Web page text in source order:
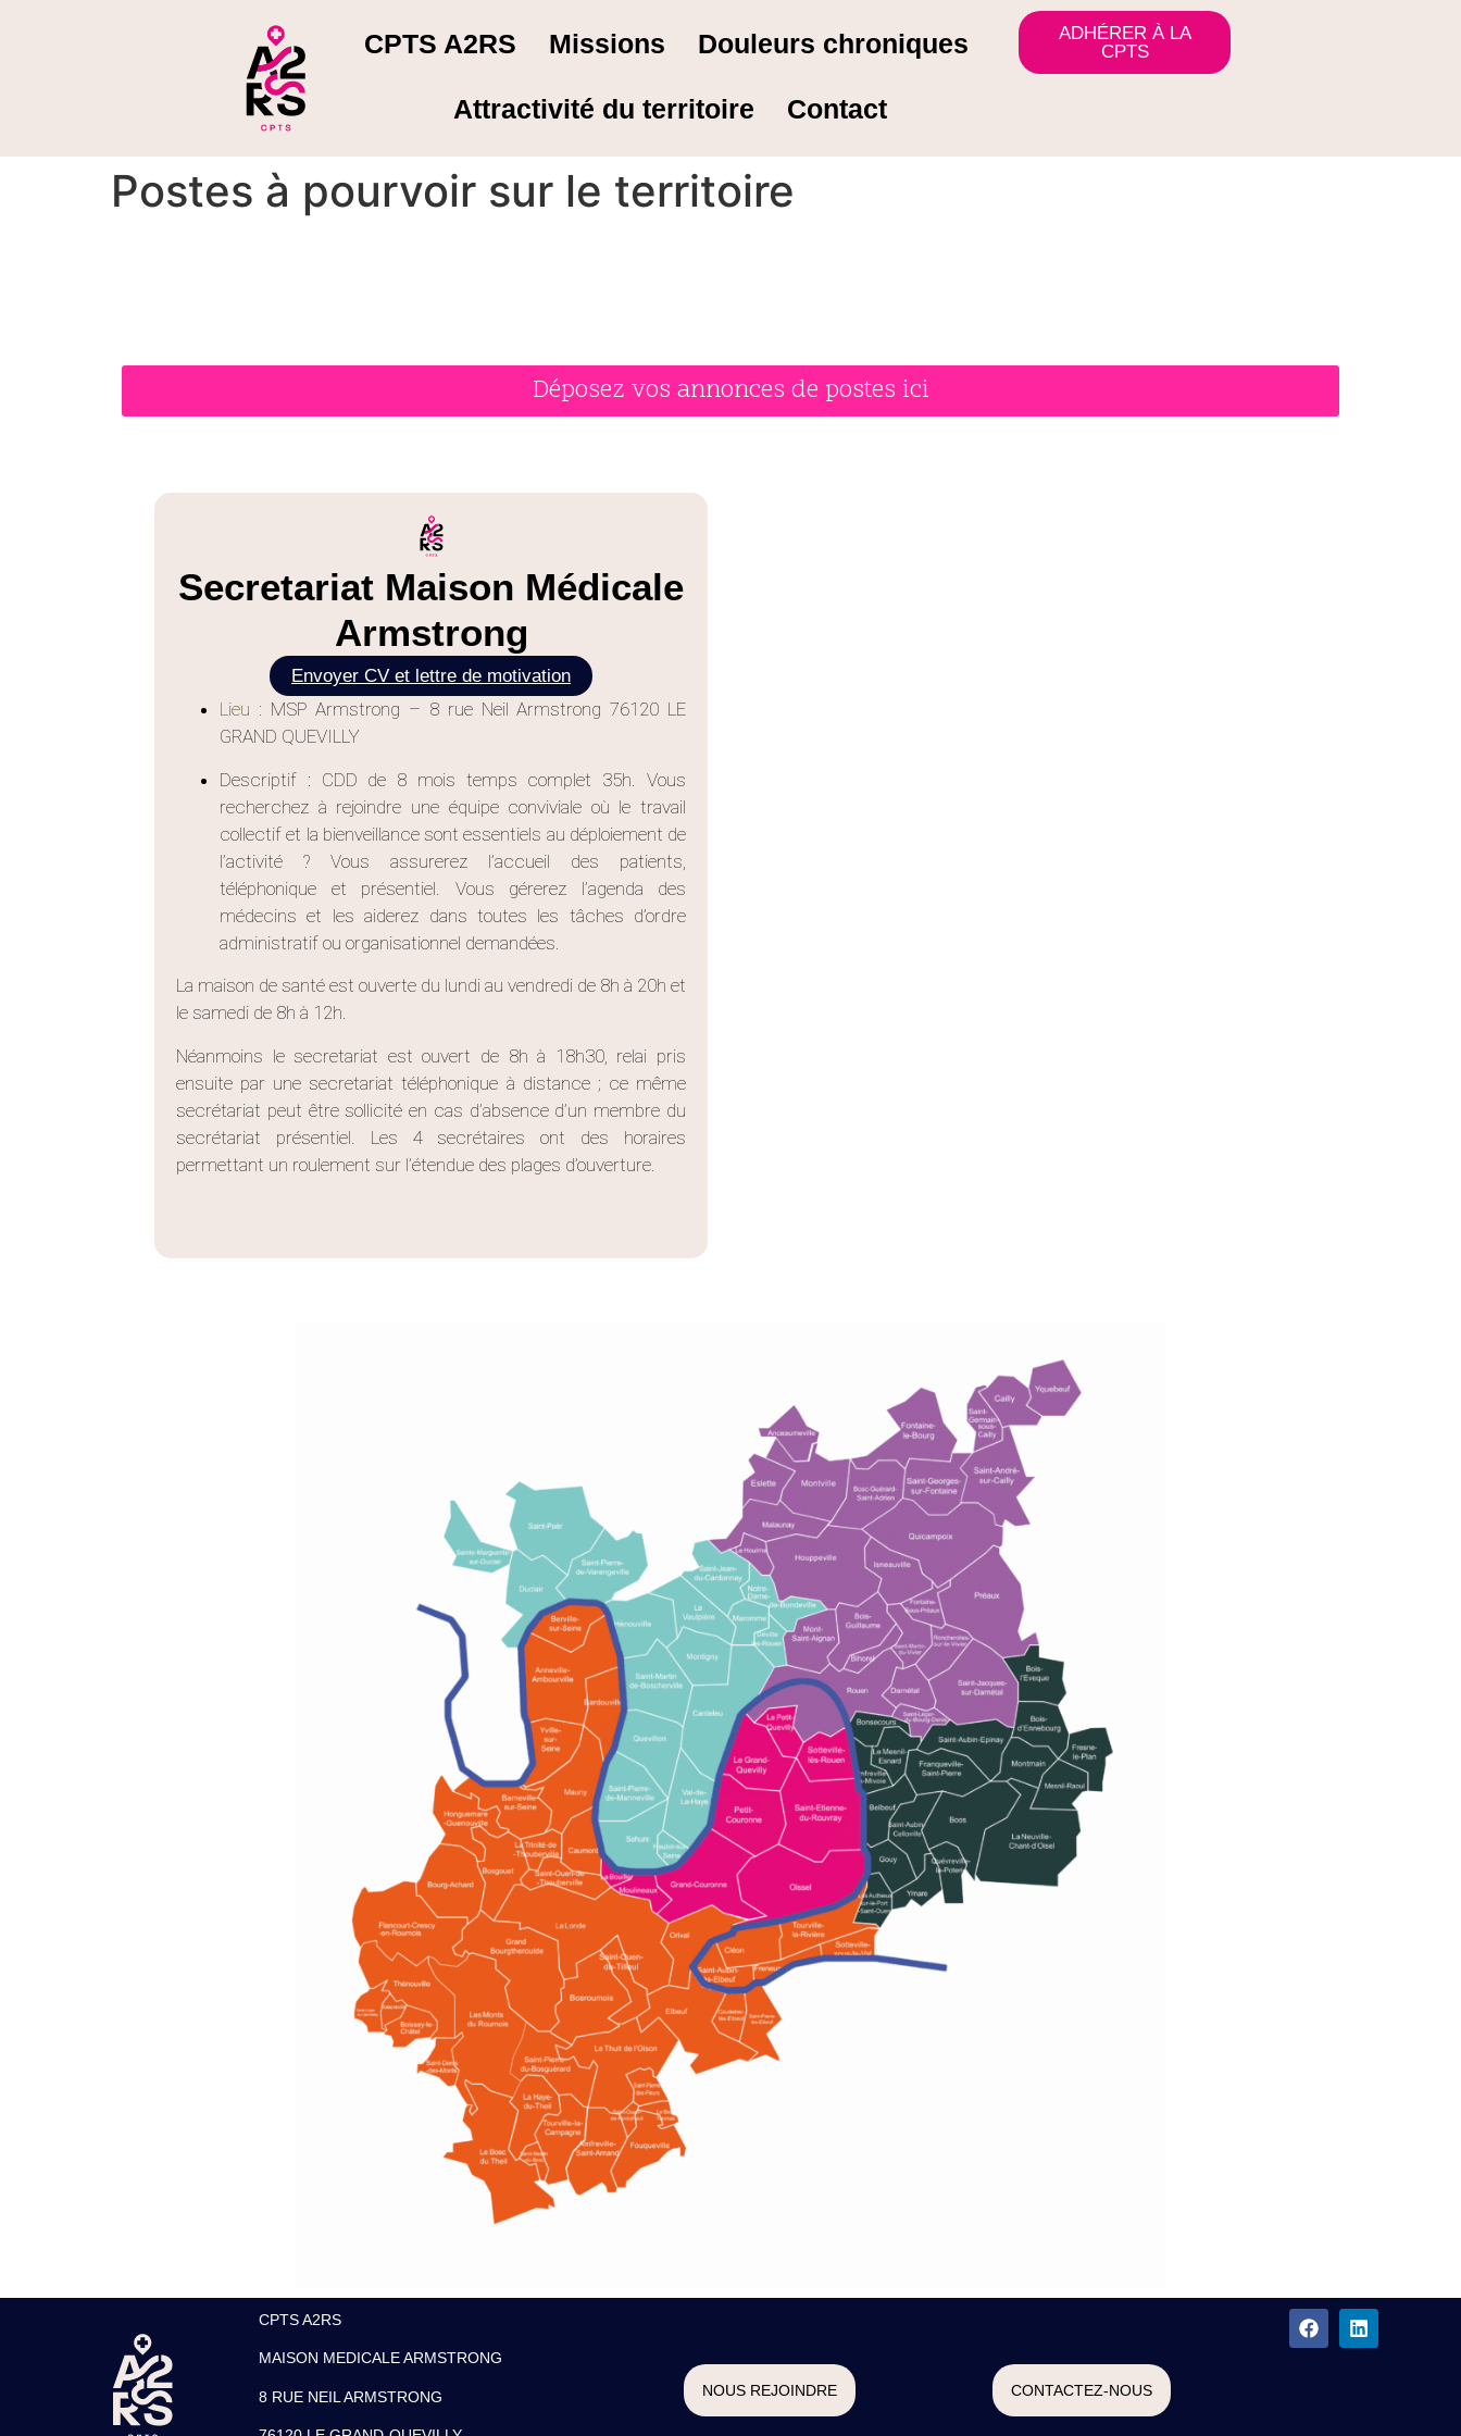
CPTS A2RS Missions Douleurs chroniques
Attractivité du territoire Contact
ADHÉRER À LA
CPTS
Postes à pourvoir sur le territoire
Déposez vos annonces de postes ici
Secretariat Maison Médicale
Armstrong
Envoyer CV et lettre de motivation
Lieu : MSP Armstrong – 8 rue Neil Armstrong 76120 LE
GRAND QUEVILLY
Descriptif : CDD de 8 mois temps complet 35h. Vous
recherchez à rejoindre une équipe conviviale où le travail
collectif et la bienveillance sont essentiels au déploiement de
l’activité ? Vous assurerez l’accueil des patients,
téléphonique et présentiel. Vous gérerez l’agenda des
médecins et les aiderez dans toutes les tâches d’ordre
administratif ou organisationnel demandées.
La maison de santé est ouverte du lundi au vendredi de 8h à 20h et
le samedi de 8h à 12h.
Néanmoins le secretariat est ouvert de 8h à 18h30, relai pris
ensuite par une secretariat téléphonique à distance ; ce même
secrétariat peut être sollicité en cas d’absence d’un membre du
secrétariat présentiel. Les 4 secrétaires ont des horaires
permettant un roulement sur l’étendue des plages d’ouverture.
CPTS A2RS
MAISON MEDICALE ARMSTRONG
8 RUE NEIL ARMSTRONG NOUS REJOINDRE CONTACTEZ-NOUS